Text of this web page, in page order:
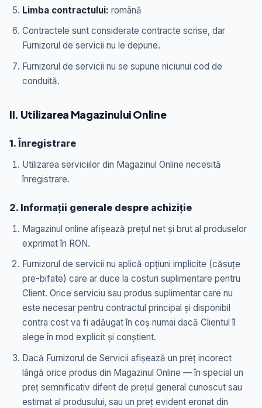
Limba contractului: română
Contractele sunt considerate contracte scrise, dar
Furnizorul de servicii nu le depune.
Furnizorul de servicii nu se supune niciunui cod de
conduită.
II. Utilizarea Magazinului Online
1. Înregistrare
Utilizarea serviciilor din Magazinul Online necesită
înregistrare.
2. Informații generale despre achiziție
Magazinul online afișează prețul net și brut al produselor
exprimat în RON.
Furnizorul de servicii nu aplică opțiuni implicite (căsuțe
pre-bifate) care ar duce la costuri suplimentare pentru
Client. Orice serviciu sau produs suplimentar care nu
este necesar pentru contractul principal și disponibil
contra cost va fi adăugat în coș numai dacă Clientul îl
alege în mod explicit și conștient.
Dacă Furnizorul de Servicii afișează un preț incorect
lângă orice produs din Magazinul Online — în special un
preț semnificativ diferit de prețul general cunoscut sau
estimat al produsului, sau un preț evident eronat din